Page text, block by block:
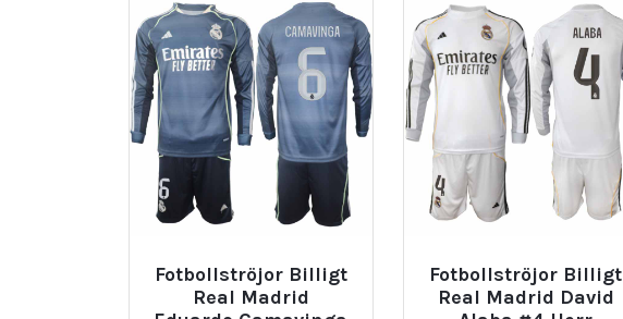
Fotbollströjor Billigt
Real Madrid
Fotbollströjor Billigt
Real Madrid David